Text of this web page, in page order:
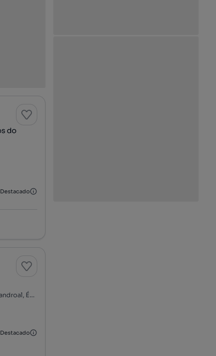
do
Destacado
7250-289, N. S. Conceição, S. Brás dos Matos e Juromenha, Alandroal, Évora
Destacado